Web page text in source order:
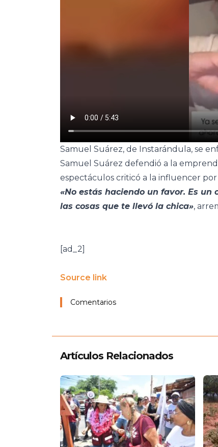
Samuel Suárez, de Instarándula, se
Samuel Suárez defendió a la
espectáculos criticó a la influencer
«No estás haciendo un favor. Es
las cosas que te llevó la chica»,
[ad_2]
Source link
Comentarios
Artículos Relacionados